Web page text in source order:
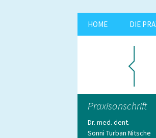
HOME DIE
Praxisanschrift
Dr. med. dent.
Sonni Turban Nitsche